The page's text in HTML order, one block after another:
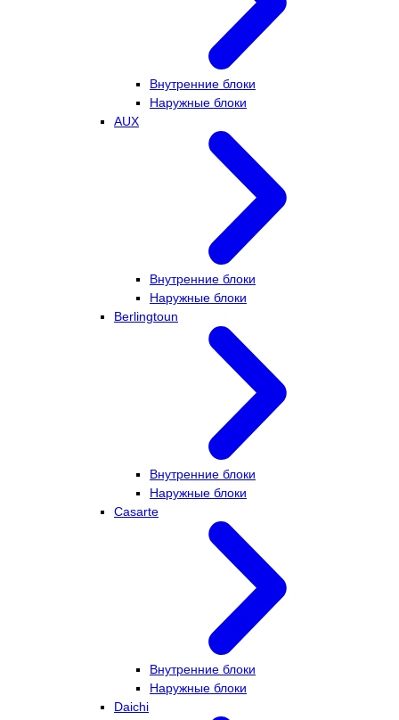
Внутренние блоки
Наружные блоки
AUX
Внутренние блоки
Наружные блоки
Berlingtoun
Внутренние блоки
Наружные блоки
Casarte
Внутренние блоки
Наружные блоки
Daichi